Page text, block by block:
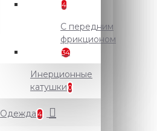
4
С передним
фрикционом
34
Инерционные
катушки 0
Одежда 4